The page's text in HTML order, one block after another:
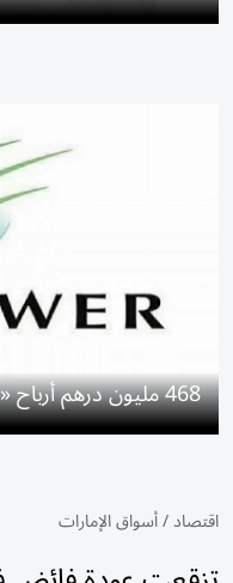
468 مليون درهم أرباح «إمباور» النصفية بنمو 16.2%
اقتصاد/أسواق الإمارات